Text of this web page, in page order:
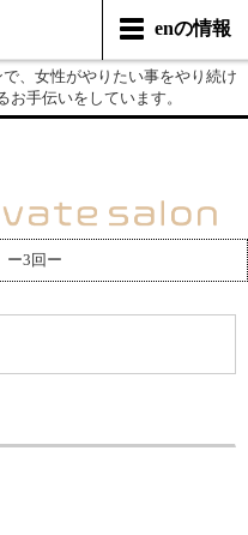
enの情報
、女性がやりたい事をやり続け
お手伝いをしています。
3回ー